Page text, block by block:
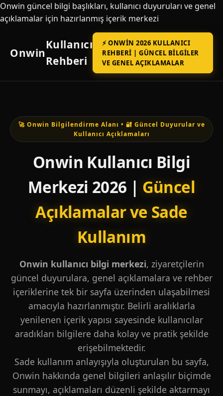
Onwin güncel bilgi başlıkları, kullanıcı duyuruları ve genel
açıklamalar için hazırlanmış içerik merkezi
Onwin
Kullanıcı
Rehberi
⚡ ONWIN 2026 KULLANICI
REHBERI | GÜNCEL BILGILER
VE GENEL AÇIKLAMALAR
🚀 Onwin Bilgilendirme Alanı • 🔐 Güncel Duyurular ve
Kullanıcı Açıklamaları
Onwin Kullanıcı Bilgi
Merkezi 2026 | Güncel
Açıklamalar ve Sade
Kullanım
Onwin kullanıcı bilgi merkezi, ziyaretçilerin
güncel duyurulara, genel açıklamalara ve rehber
içeriklerine tek bir sayfa üzerinden ulaşabilmesi
amacıyla hazırlanmıştır. Belirli aralıklarla
yenilenen içerik yapısı sayesinde kullanıcılar
aradıkları bilgilere daha kolay ve pratik şekilde
erişebilmektedir.
Sade kullanım anlayışıyla oluşturulan bu sayfa,
Onwin hakkında genel bilgileri anlaşılır biçimde
sunmayı, açıklamaları düzenli şekilde aktarmayı